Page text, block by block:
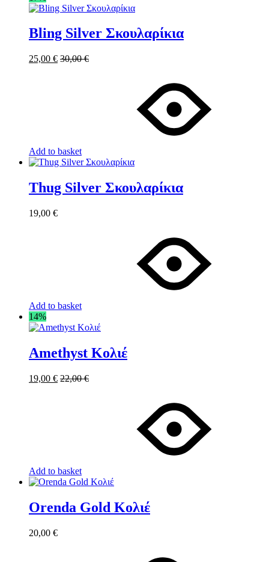
Bling Silver Σκουλαρίκια
25,00 € 30,00€
Add to basket
Thug Silver Σκουλαρίκια
19,00 €
Add to basket
14%
Amethyst Κολιέ
19,00 € 22,00€
Add to basket
Orenda Gold Κολιέ
20,00 €